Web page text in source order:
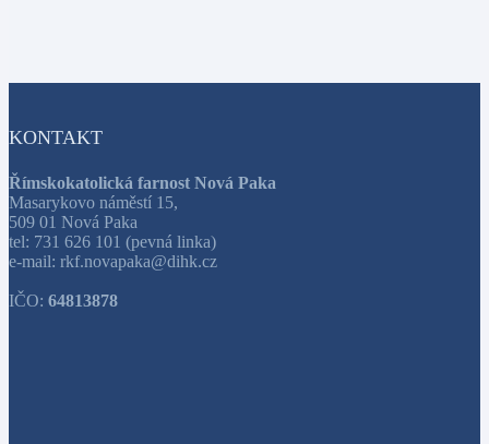
KONTAKT
Římskokatolická farnost Nová Paka
Masarykovo náměstí 15,
509 01 Nová Paka
tel: 731 626 101 (pevná linka)
e-mail: rkf.novapaka@dihk.cz
IČO: 64813878